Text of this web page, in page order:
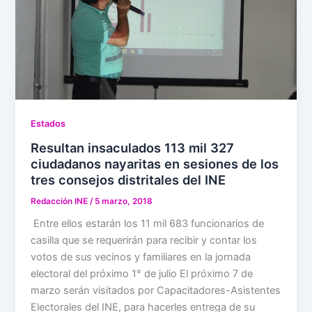
Estados
Resultan insaculados 113 mil 327
ciudadanos nayaritas en sesiones de los
tres consejos distritales del INE
Redacción INE / 5 marzo, 2018
Entre ellos estarán los 11 mil 683 funcionarios de
casilla que se requerirán para recibir y contar los
votos de sus vecinos y familiares en la jornada
electoral del próximo 1° de julio El próximo 7 de
marzo serán visitados por Capacitadores-Asistentes
Electorales del INE, para hacerles entrega de su